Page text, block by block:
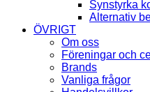
Synstyrka
Alternativ
ÖVRIGT
Om oss
Föreningar och
Brands
Vanliga frågor